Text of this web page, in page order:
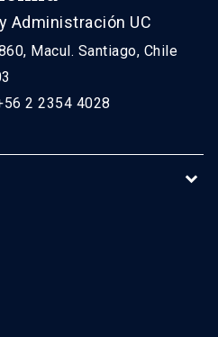
Administración UC
Macul. Santiago, Chile
2 2354 4028